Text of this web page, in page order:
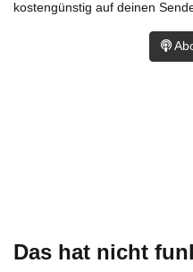
Das hat nicht
kostengünstig auf deinen